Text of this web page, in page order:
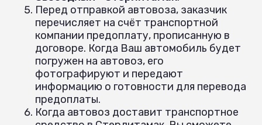
Перед отправкой автовоза, заказчик
перечисляет на счёт транспортной
компании предоплату, прописанную в
договоре. Когда Ваш автомобиль будет
погружен на автовоз, его
фотографируют и передают
информацию о готовности для перевода
предоплаты.
Когда автовоз доставит транспортное